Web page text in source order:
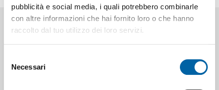
pubblicità e social media, i quali potrebbero combinarle
con altre informazioni che hai fornito loro o che hanno
raccolto dal tuo utilizzo dei loro servizi.
delNecessari